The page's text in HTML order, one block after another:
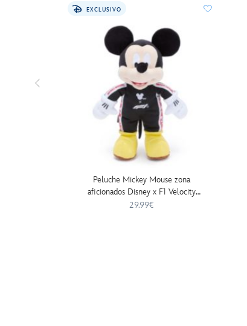
EXCLUSIVO
Peluche Mickey Mouse zona
aficionados Disney x F1 Velocity
(25 cm)
29.99€